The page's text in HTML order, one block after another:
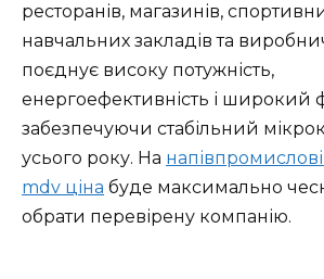
ресторанів, магазинів,
навчальних закладів та
поєднує високу потужність,
енергоефективність і широкий
забезпечуючи стабільний
усього року. На
mdv ціна буде максимально
обрати перевірену компанію.